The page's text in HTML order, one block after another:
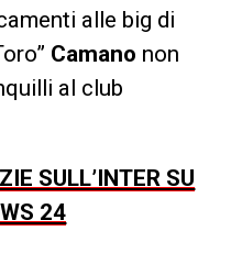
alle big di
Camano non
al club
SULL’INTER SU
24